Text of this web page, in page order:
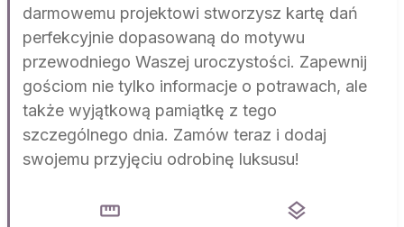
darmowemu projektowi stworzysz kartę dań
perfekcyjnie dopasowaną do motywu
przewodniego Waszej uroczystości. Zapewnij
gościom nie tylko informacje o potrawach, ale
także wyjątkową pamiątkę z tego
szczególnego dnia. Zamów teraz i dodaj
swojemu przyjęciu odrobinę luksusu!
straighten layers